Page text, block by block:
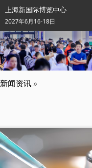
上海新国际博览中心
2027年6月16-18日
新闻资讯 »